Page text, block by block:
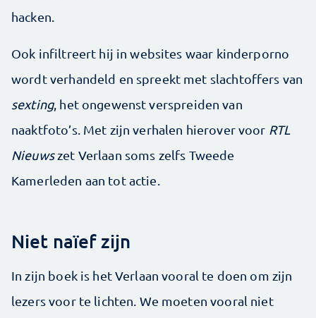
hacken.
Ook infiltreert hij in websites waar kinderporno
wordt verhandeld en spreekt met slachtoffers van
sexting, het ongewenst verspreiden van
naaktfoto’s. Met zijn verhalen hierover voor RTL
Nieuwszet Verlaan soms zelfs Tweede
Kamerleden aan tot actie.
Niet naïef zijn
In zijn boek is het Verlaan vooral te doen om zijn
lezers voor te lichten. We moeten vooral niet